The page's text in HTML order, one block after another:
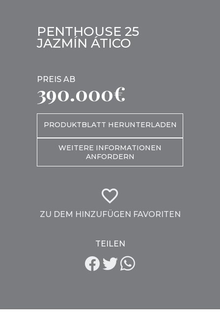
PENTHOUSE 25
JAZMÍN ÁTICO
PREIS AB
390.000€
PRODUKTBLATT HERUNTERLADEN
WEITERE INFORMATIONEN
ANFORDERN
ZU DEM HINZUFÜGEN FAVORITEN
TEILEN